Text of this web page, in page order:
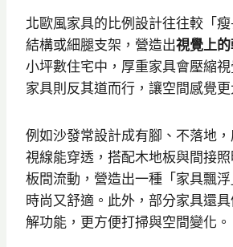
北歐風家具的比例設計往往較「
結構或細腿支架，營造出視覺上
小坪數住宅中，厚重家具會壓縮
家具則反其道而行，讓空間感覺更
例如沙發常設計成有腳、不落地
視線能穿透，搭配木地板與間接
板間流動，營造出一種「家具飄
時尚又舒適。此外，部分家具還
解功能，更方便打掃與空間變化。